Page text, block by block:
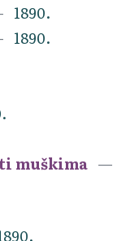
1890.
1890.
muškima